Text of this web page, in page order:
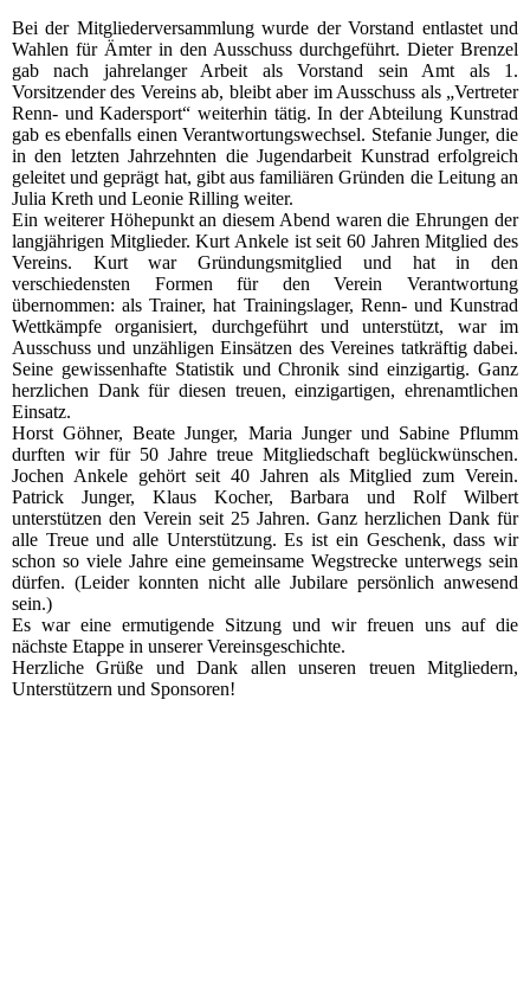
Bei der Mitgliederversammlung wurde der Vorstand entlastet und
Wahlen für Ämter in den Ausschuss durchgeführt. Dieter Brenzel
gab nach jahrelanger Arbeit als Vorstand sein Amt als 1.
Vorsitzender des Vereins ab, bleibt aber im Ausschuss als „Vertreter
Renn- und Kadersport“ weiterhin tätig. In der Abteilung Kunstrad
gab es ebenfalls einen Verantwortungswechsel. Stefanie Junger, die
in den letzten Jahrzehnten die Jugendarbeit Kunstrad erfolgreich
geleitet und geprägt hat, gibt aus familiären Gründen die Leitung an
Julia Kreth und Leonie Rilling weiter.
Ein weiterer Höhepunkt an diesem Abend waren die Ehrungen der
langjährigen Mitglieder. Kurt Ankele ist seit 60 Jahren Mitglied des
Vereins. Kurt war Gründungsmitglied und hat in den
verschiedensten Formen für den Verein Verantwortung
übernommen: als Trainer, hat Trainingslager, Renn- und Kunstrad
Wettkämpfe organisiert, durchgeführt und unterstützt, war im
Ausschuss und unzähligen Einsätzen des Vereines tatkräftig dabei.
Seine gewissenhafte Statistik und Chronik sind einzigartig. Ganz
herzlichen Dank für diesen treuen, einzigartigen, ehrenamtlichen
Einsatz.
Horst Göhner, Beate Junger, Maria Junger und Sabine Pflumm
durften wir für 50 Jahre treue Mitgliedschaft beglückwünschen.
Jochen Ankele gehört seit 40 Jahren als Mitglied zum Verein.
Patrick Junger, Klaus Kocher, Barbara und Rolf Wilbert
unterstützen den Verein seit 25 Jahren. Ganz herzlichen Dank für
alle Treue und alle Unterstützung. Es ist ein Geschenk, dass wir
schon so viele Jahre eine gemeinsame Wegstrecke unterwegs sein
dürfen. (Leider konnten nicht alle Jubilare persönlich anwesend
sein.)
Es war eine ermutigende Sitzung und wir freuen uns auf die
nächste Etappe in unserer Vereinsgeschichte.
Herzliche Grüße und Dank allen unseren treuen Mitgliedern,
Unterstützern und Sponsoren!